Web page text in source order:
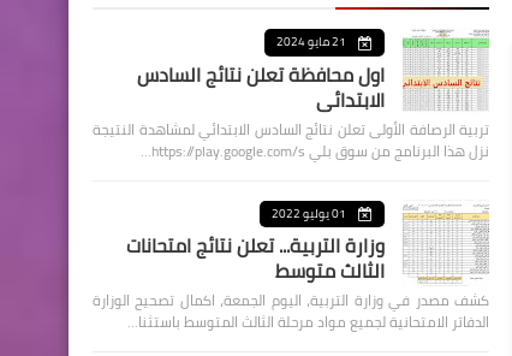
21 مايو 2024
اول محافظة تعلن نتائج السادس
الابتدائي
تربية الرصافة الأولى تعلن نتائج السادس الابتدائي لمشاهدة النتيجة
نزل هذا البرنامج من سوق بلي https://play.google.com/s…
01 يوليو 2022
وزارة التربية... تعلن نتائج امتحانات
الثالث متوسط
كشف مصدر في وزارة التربية، اليوم الجمعة، اكمال تصحيح الوزارة
الدفاتر الامتحانية لجميع مواد مرحلة الثالث المتوسط باستثنا…